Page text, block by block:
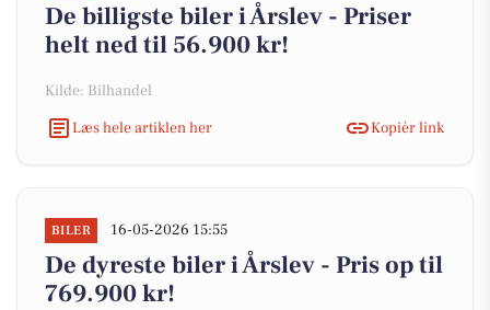
De billigste biler i Årslev - Priser
helt ned til 56.900 kr!
Kilde: Bilhandel
Læs hele artiklen her
Kopiér link
BILER 16-05-2026 15:55
De dyreste biler i Årslev - Pris op til
769.900 kr!